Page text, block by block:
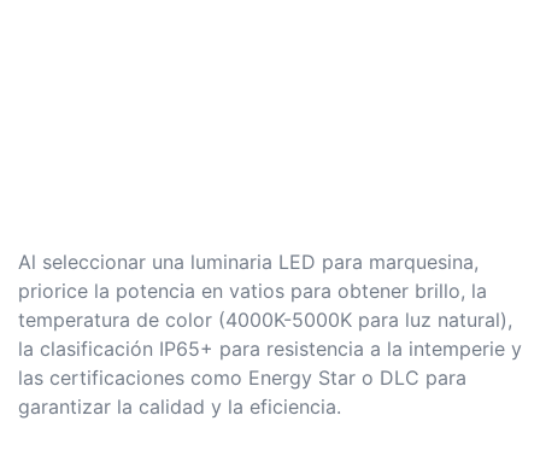
Al seleccionar una luminaria LED para marquesina,
priorice la potencia en vatios para obtener brillo, la
temperatura de color (4000K-5000K para luz natural),
la clasificación IP65+ para resistencia a la intemperie y
las certificaciones como Energy Star o DLC para
garantizar la calidad y la eficiencia.